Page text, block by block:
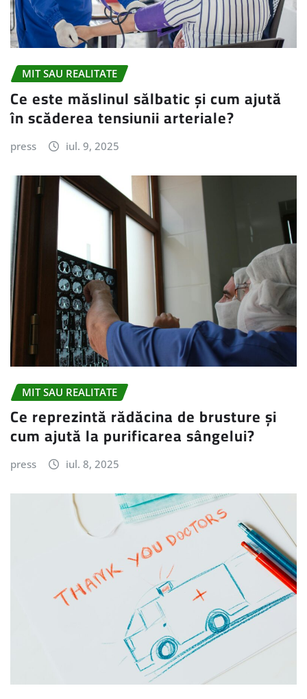
MIT SAU REALITATE
Ce este măslinul sălbatic și cum ajută
în scăderea tensiunii arteriale?
press iul. 9, 2025
MIT SAU REALITATE
Ce reprezintă rădăcina de brusture și
cum ajută la purificarea sângelui?
press iul. 8, 2025